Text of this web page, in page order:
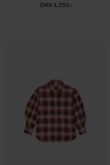
DKK 1.550,-